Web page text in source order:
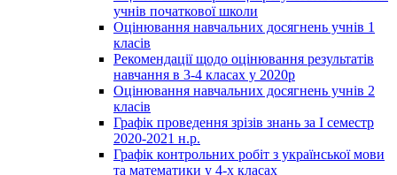
учнів початкової школи
Оцінювання навчальних досягнень учнів 1
класів
Рекомендації щодо оцінювання результатів
навчання в 3-4 класах у 2020р
Оцінювання навчальних досягнень учнів 2
класів
Графік проведення зрізів знань за І семестр
2020-2021 н.р.
Графік контрольних робіт з української мови
та математики у 4-х класах